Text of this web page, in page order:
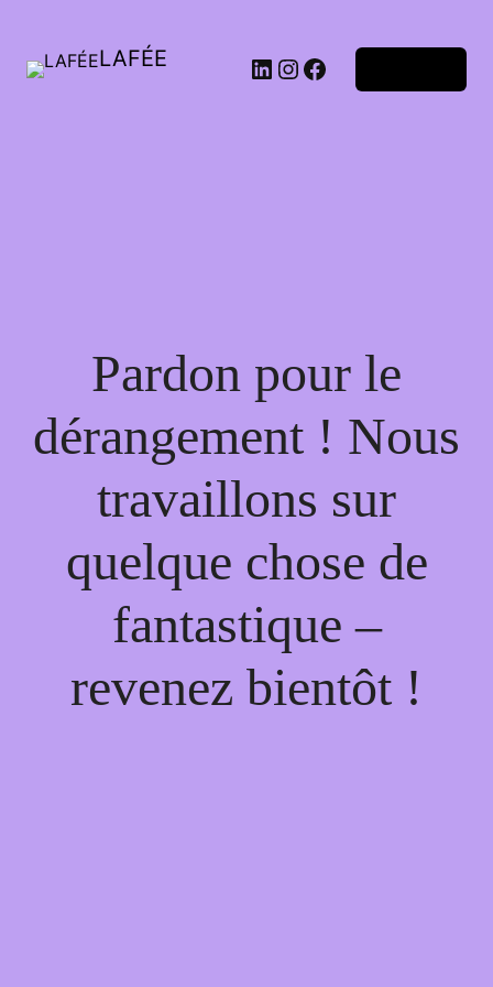
LAFÉE
Pardon pour le
dérangement ! Nous
travaillons sur
quelque chose de
fantastique –
revenez bientôt !